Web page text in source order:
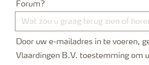
Forum?
Door uw e-mailadres in te voeren,
Vlaardingen B.V. toestemming om